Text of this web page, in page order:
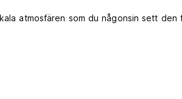
atmosfären som du någonsin sett den